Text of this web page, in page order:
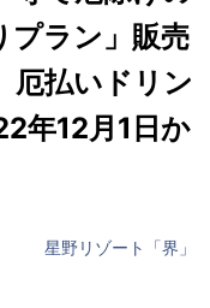
プラン」販売
厄払いドリン
年12月1日か
星野リゾート「界」